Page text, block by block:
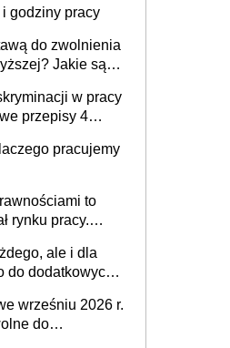
godziny pracy
do zwolnienia
Jakie są
w pracy
przepisy 4
pracujemy
to
rynku pracy.
ale bariery po
ale i dla
do dodatkowych
wrześniu 2026 r.
do